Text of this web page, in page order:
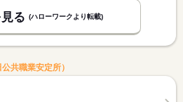
る (ハローワークより転載)
共職業安定所）